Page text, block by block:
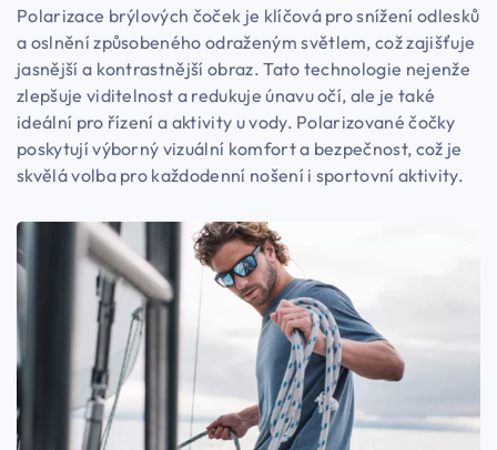
Polarizace brýlových čoček je klíčová pro snížení odlesků
a oslnění způsobeného odraženým světlem, což zajišťuje
jasnější a kontrastnější obraz. Tato technologie nejenže
zlepšuje viditelnost a redukuje únavu očí, ale je také
ideální pro řízení a aktivity u vody. Polarizované čočky
poskytují výborný vizuální komfort a bezpečnost, což je
skvělá volba pro každodenní nošení i sportovní aktivity.